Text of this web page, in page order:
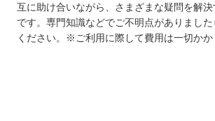
互に助け合いながら、さまざまな疑問を解決
です。専門知識などでご不明点がありまし
ください。※ご利用に際して費用は一切かか